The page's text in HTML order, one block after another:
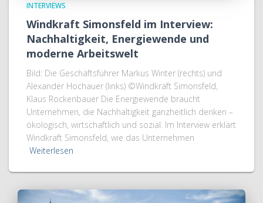
INTERVIEWS
Windkraft Simonsfeld im Interview:
Nachhaltigkeit, Energiewende und
moderne Arbeitswelt
Bild: Die Geschäftsführer Markus Winter (rechts) und
Alexander Hochauer (links) ©Windkraft Simonsfeld,
Klaus Rockenbauer Die Energiewende braucht
Unternehmen, die Nachhaltigkeit ganzheitlich denken –
ökologisch, wirtschaftlich und sozial. Im Interview erklärt
Windkraft Simonsfeld, wie das Unternehmen
Weiterlesen